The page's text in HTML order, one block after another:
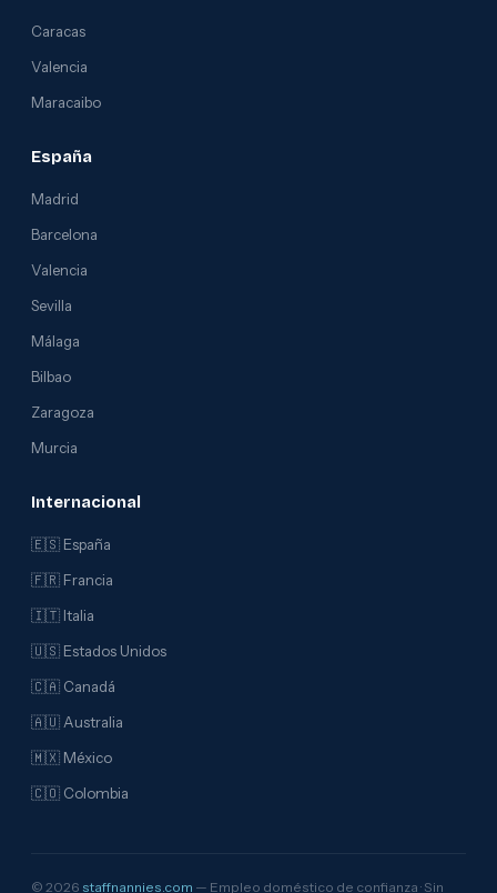
Caracas
Valencia
Maracaibo
España
Madrid
Barcelona
Valencia
Sevilla
Málaga
Bilbao
Zaragoza
Murcia
Internacional
🇪🇸 España
🇫🇷 Francia
🇮🇹 Italia
🇺🇸 Estados Unidos
🇨🇦 Canadá
🇦🇺 Australia
🇲🇽 México
🇨🇴 Colombia
© 2026 staffnannies.com — Empleo doméstico de confianza · Sin